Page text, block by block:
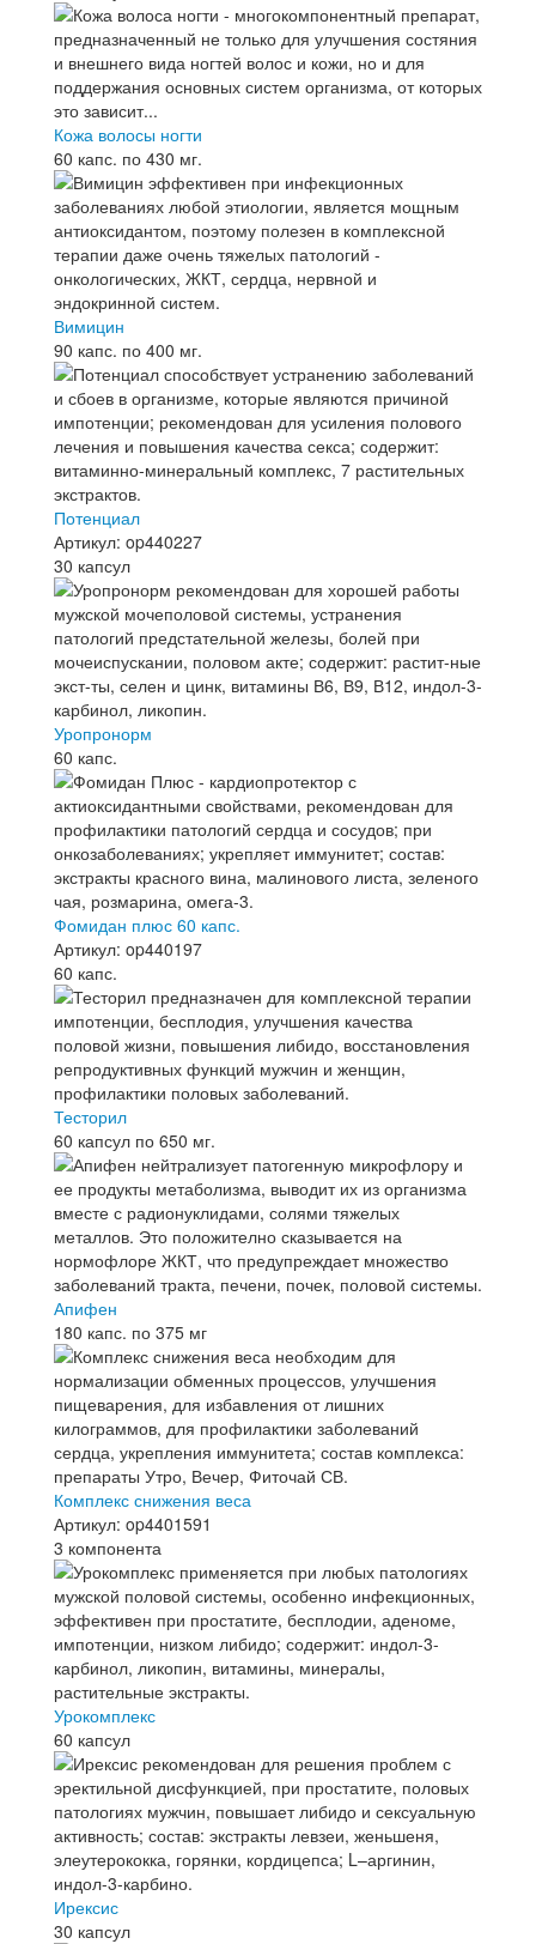
Кожа волосы ногти
60 капс. по 430 мг.
Вимицин
90 капс. по 400 мг.
Потенциал
Артикул: op440227
30 капсул
Уропронорм
60 капс.
Фомидан плюс 60 капс.
Артикул: op440197
60 капс.
Тесторил
60 капсул по 650 мг.
Апифен
180 капс. по 375 мг
Комплекс снижения веса
Артикул: op4401591
3 компонента
Урокомплекс
60 капсул
Ирексис
30 капсул